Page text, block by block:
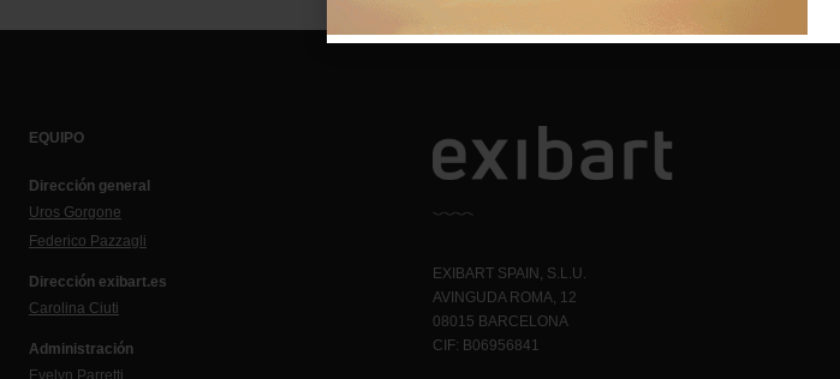
EQUIPO
Dirección general
Uros Gorgone
Federico Pazzagli
Dirección exibart.es
Carolina Ciuti
Administración
Evelyn Parretti
EXIBART SPAIN, S.L.U.
AVINGUDA ROMA, 12
08015 BARCELONA
CIF: B06956841